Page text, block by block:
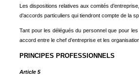
Les dispositions relatives aux comités
d’accords particuliers qui tiendront compte de la
Tant pour les délégués du personnel que pour les
accord entre le chef d’entreprise et les
PRINCIPES PROFESSIONNELS
Article 5